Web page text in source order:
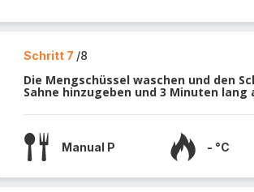
Schritt 7 /8
Die Mengschüssel waschen und den
Sahne hinzugeben und 3 Minuten
Manual P - °C